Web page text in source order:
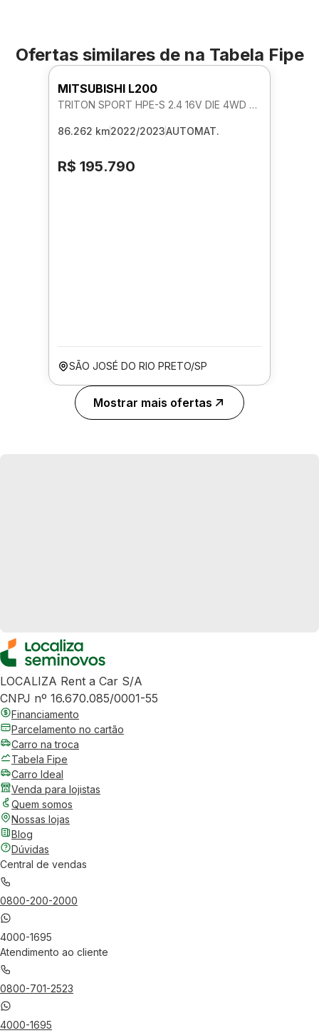
Ofertas similares de na Tabela Fipe
MITSUBISHI L200
TRITON SPORT HPE-S 2.4 16V DIE 4WD AUTOMATICO
86.262 km2022/2023AUTOMAT.
R$ 195.790
SÃO JOSÉ DO RIO PRETO/SP
Mostrar mais ofertas
LOCALIZA Rent a Car S/A
CNPJ nº 16.670.085/0001-55
Financiamento
Parcelamento no cartão
Carro na troca
Tabela Fipe
Carro Ideal
Venda para lojistas
Quem somos
Nossas lojas
Blog
Dúvidas
Central de vendas
0800-200-2000
4000-1695
Atendimento ao cliente
0800-701-2523
4000-1695